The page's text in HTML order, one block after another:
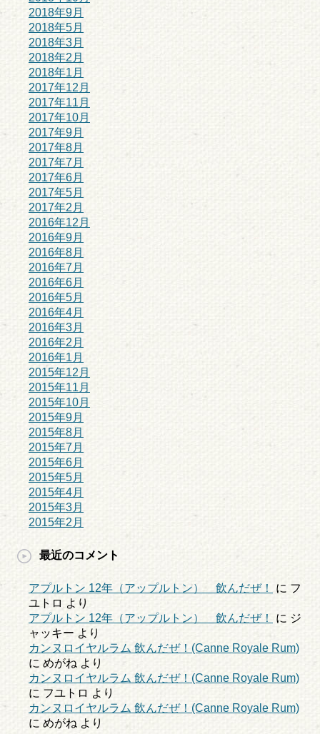
2018年9月
2018年5月
2018年3月
2018年2月
2018年1月
2017年12月
2017年11月
2017年10月
2017年9月
2017年8月
2017年7月
2017年6月
2017年5月
2017年2月
2016年12月
2016年9月
2016年8月
2016年7月
2016年6月
2016年5月
2016年4月
2016年3月
2016年2月
2016年1月
2015年12月
2015年11月
2015年10月
2015年9月
2015年8月
2015年7月
2015年6月
2015年5月
2015年4月
2015年3月
2015年2月
最近のコメント
アプルトン 12年（アップルトン） 飲んだぜ！ に フ
ユトロ より
アプルトン 12年（アップルトン） 飲んだぜ！
に ジ
ャッキー より
カンヌロイヤルラム 飲んだぜ！(Canne Royale Rum)
に めがね より
カンヌロイヤルラム 飲んだぜ！(Canne Royale Rum)
に フユトロ より
カンヌロイヤルラム 飲んだぜ！(Canne Royale Rum)
に めがね より